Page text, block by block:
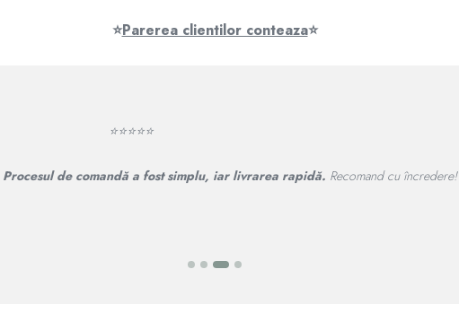
⭐Parerea clientilor conteaza⭐
⭐⭐⭐⭐⭐
Procesul de comandă a fost simplu, iar livrarea rapidă. Recomand cu încredere!